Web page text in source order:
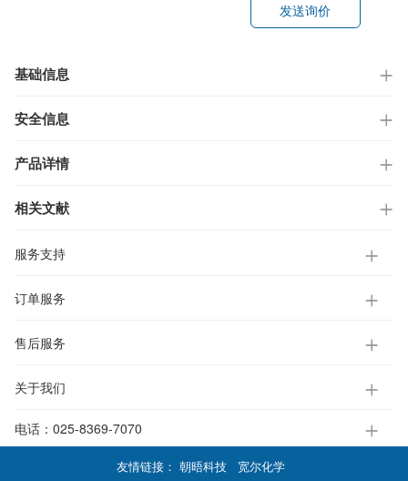
发送询价
基础信息
安全信息
产品详情
相关文献
服务支持
订单服务
售后服务
关于我们
电话： 025-8369-7070
友情链接： 朝晤科技 宽尔化学